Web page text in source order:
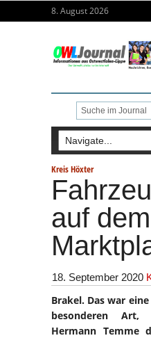
8. August 2026
Kreis Höxter
auf dem
18. September 2020
Brakel. Das war
besonderen Art,
Hermann Temme